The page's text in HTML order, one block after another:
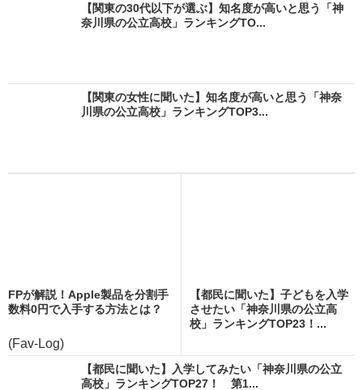
【関東の30代以下が選ぶ】知名度が高いと思う「神
奈川県の公立高校」ランキングTO...
【関東の女性に聞いた】知名度が高いと思う「神奈
川県の公立高校」ランキングTOP3...
FPが解説！Apple製品を分割手
数料0円で入手する方法とは？
(Fav-Log)
【都民に聞いた】子どもを入学
させたい「神奈川県の公立高
校」ランキングTOP23！...
【都民に聞いた】入学してみたい「神奈川県の公立
高校」ランキングTOP27！ 第1...